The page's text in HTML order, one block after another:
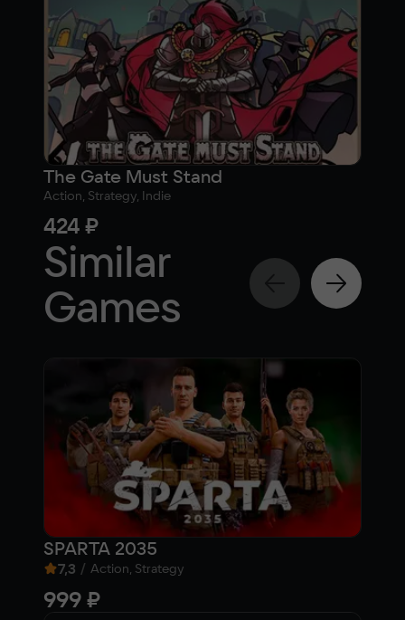
The Gate Must Stand
Action, Strategy, Indie
424 ₽
Similar
Games
SPARTA 2035
7,3 / Action, Strategy
999 ₽